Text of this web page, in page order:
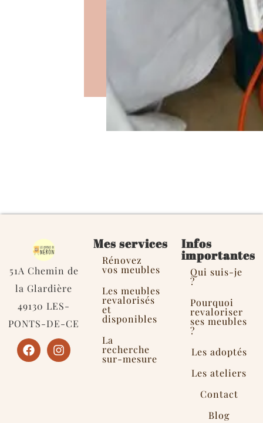
51A Chemin de
la Glardière
49130 LES-
PONTS-DE-CE
Mes services
Rénovez
vos meubles
Les meubles
revalorisés
et
disponibles
La
recherche
sur-mesure
Infos
importantes
Qui suis-je
?
Pourquoi
revaloriser
ses meubles
?
Les adoptés
Les ateliers
Contact
Blog